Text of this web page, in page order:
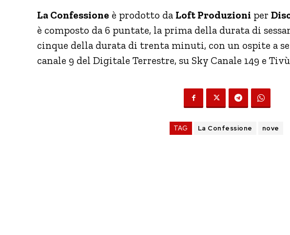
La Confessione è prodotto da Loft Produzioni per
è composto da 6 puntate, la prima della durata di
cinque della durata di trenta minuti, con un ospite a
canale 9 del Digitale Terrestre, su Sky Canale 149 e
TAG La Confessione nove